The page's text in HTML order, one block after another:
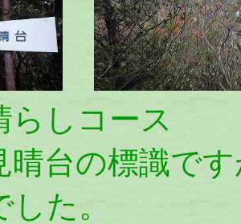
しコース
の標識ですが
た。